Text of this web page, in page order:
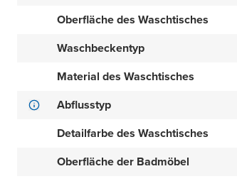
Oberfläche des Waschtisches
Waschbeckentyp
Material des Waschtisches
Abflusstyp
Detailfarbe des Waschtisches
Oberfläche der Badmöbel